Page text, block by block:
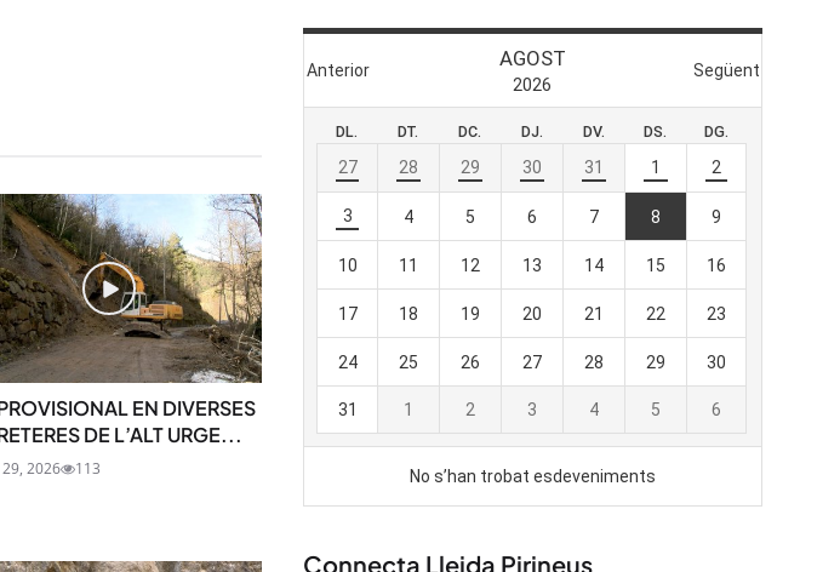
EN DIVERSES
DE L’ALT URGE...
2026 113
Connecta Lleida Pirineus
STAY UPDATED
Uneix-te al nostre butlletí
Tota l’actualitat, seleccionada i enviada
directament al teu correu. Subscriu-te al nostre
butlletí i segueix la informació que importa.